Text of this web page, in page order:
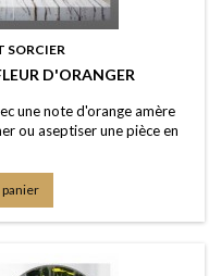
SORCIER
D'ORANGER
une note d'orange amère
ou aseptiser une pièce en
(diluée dans de l'eau); dans
en ajoutant à vos lessives ou
huile de parfum de première